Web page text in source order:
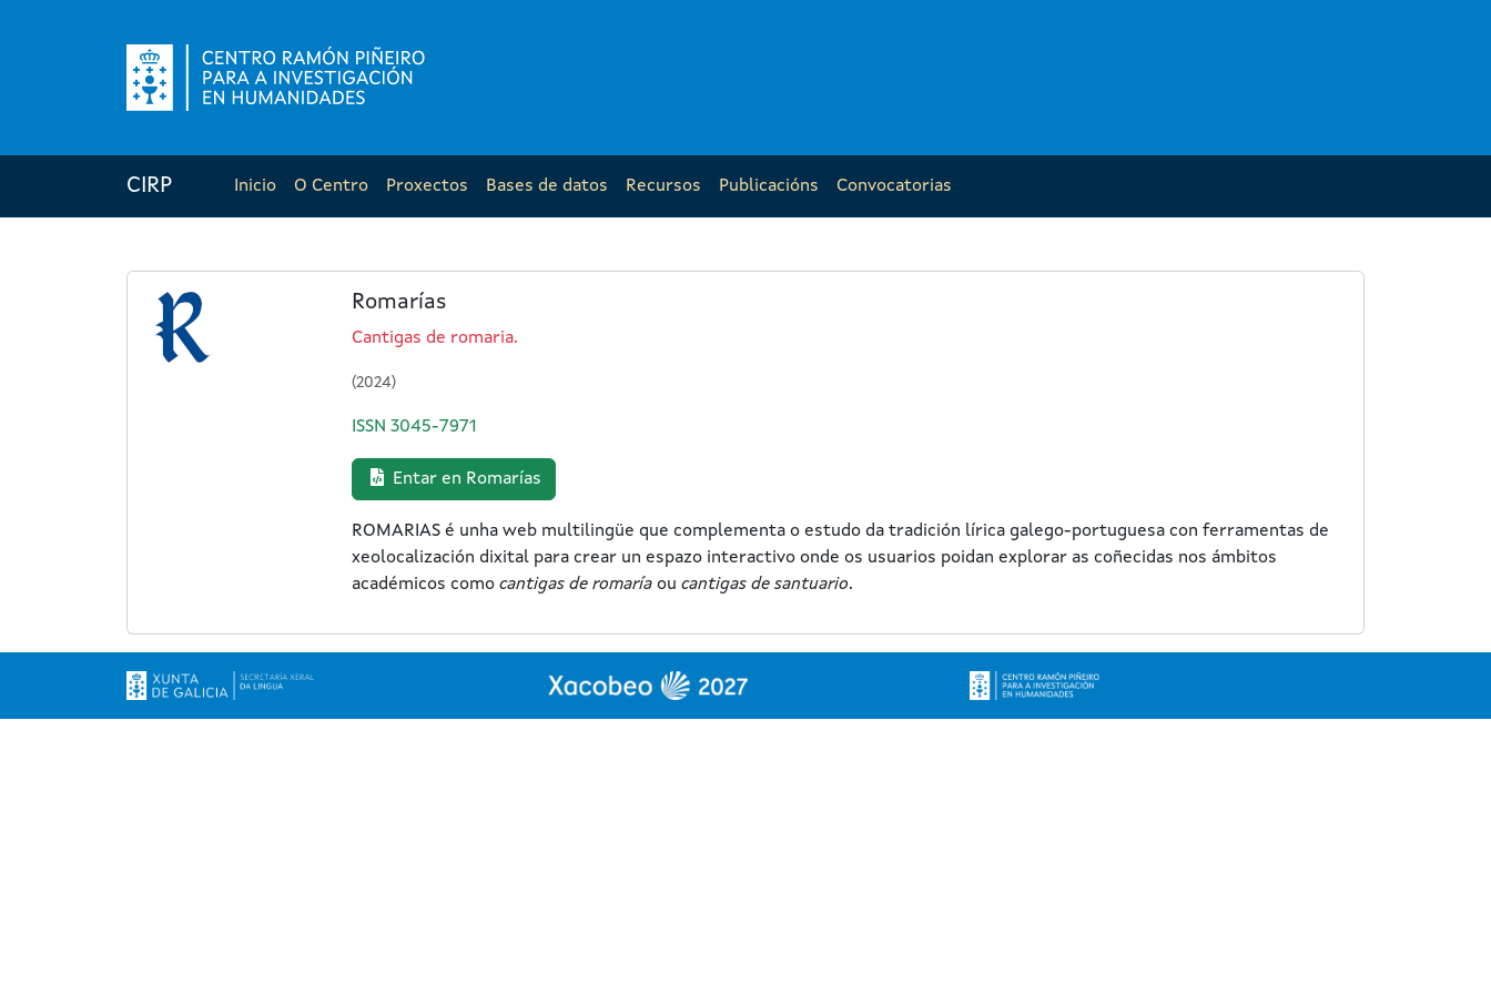
CIRP Inicio O Centro Proxectos Bases de datos Recursos Publicacións Convocatorias
Romarías
Cantigas de romaria.
(2024)
ISSN 3045-7971
Entar en Romarías
ROMARIAS é unha web multilingüe que complementa o estudo da tradición lírica galego-portuguesa con ferramentas de
xeolocalización dixital para crear un espazo interactivo onde os usuarios poidan explorar as coñecidas nos ámbitos
académicos como cantigas de romaríaou cantigas de santuario.